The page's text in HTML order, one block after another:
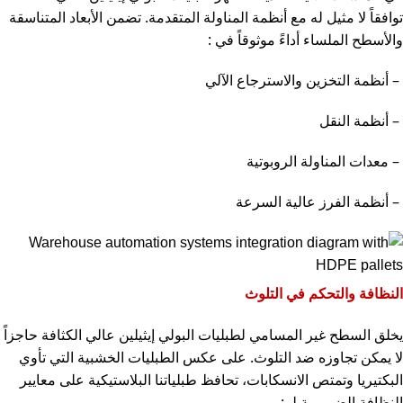
توافقاً لا مثيل له مع أنظمة المناولة المتقدمة. تضمن الأبعاد المتناسقة
والأسطح الملساء أداءً موثوقاً في :
–أنظمة التخزين والاسترجاع الآلي
–أنظمة النقل
– معدات المناولة الروبوتية
–أنظمة الفرز عالية السرعة
النظافة والتحكم في التلوث
يخلق السطح غير المسامي لطبليات البولي إيثيلين عالي الكثافة حاجزاً
لا يمكن تجاوزه ضد التلوث. على عكس الطبليات الخشبية التي تأوي
البكتيريا وتمتص الانسكابات، تحافظ طبلياتنا البلاستيكية على معايير